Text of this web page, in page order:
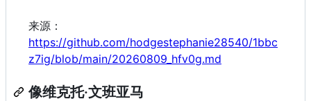
来源：
https://github.com/hodgestephanie28540/1bbc
z7ig/blob/main/20260809_hfv0g.md
像维克托·文班亚马